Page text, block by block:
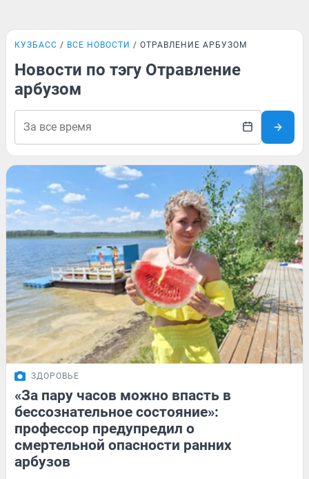
КУЗБАСС ВСЕ НОВОСТИ ОТРАВЛЕНИЕ АРБУЗОМ
Новости по тэгу Отравление
арбузом
ЗДОРОВЬЕ
«За пару часов можно впасть в
бессознательное состояние»:
профессор предупредил о
смертельной опасности ранних
арбузов